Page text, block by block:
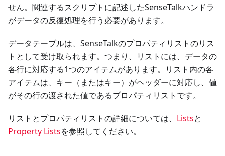
せん。関連するスクリプトに記述したSenseTalkハンドラ
がデータの反復処理を行う必要があります。
データテーブルは、SenseTalkのプロパティリストのリス
トとして受け取られます。つまり、リストには、データの
各行に対応する1つのアイテムがあります。リスト内の各
アイテムは、キー（またはキー）がヘッダーに対応し、値
がその行の渡された値であるプロパティリストです。
リストとプロパティリストの詳細については、 Listsと
Property Listsを参照してください。